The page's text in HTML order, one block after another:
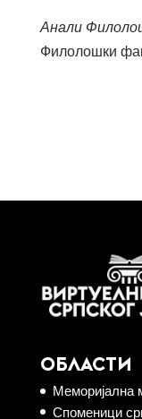
Анали
Филолошки
ОБЛАСТИ
Меморијална
Споменици